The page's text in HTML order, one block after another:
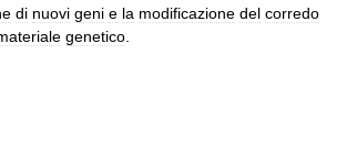
di nuovi geni e la modificazione del corredo
genetico